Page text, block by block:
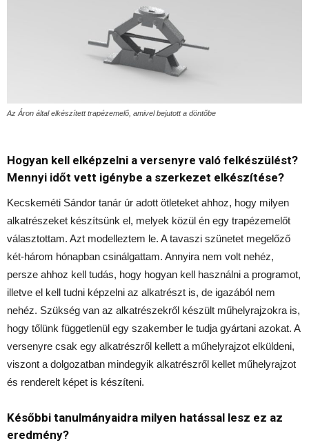
Az Áron által elkészített trapézemelő, amivel bejutott a döntőbe
Hogyan kell elképzelni a versenyre való felkészülést?
Mennyi időt vett igénybe a szerkezet elkészítése?
Kecskeméti Sándor tanár úr adott ötleteket ahhoz, hogy milyen
alkatrészeket készítsünk el, melyek közül én egy trapézemelőt
választottam. Azt modelleztem le. A tavaszi szünetet megelőző
két-három hónapban csinálgattam. Annyira nem volt nehéz,
persze ahhoz kell tudás, hogy hogyan kell használni a programot,
illetve el kell tudni képzelni az alkatrészt is, de igazából nem
nehéz. Szükség van az alkatrészekről készült műhelyrajzokra is,
hogy tőlünk függetlenül egy szakember le tudja gyártani azokat. A
versenyre csak egy alkatrészről kellett a műhelyrajzot elküldeni,
viszont a dolgozatban mindegyik alkatrészről kellet műhelyrajzot
és renderelt képet is készíteni.
Későbbi tanulmányaidra milyen hatással lesz ez az
eredmény?